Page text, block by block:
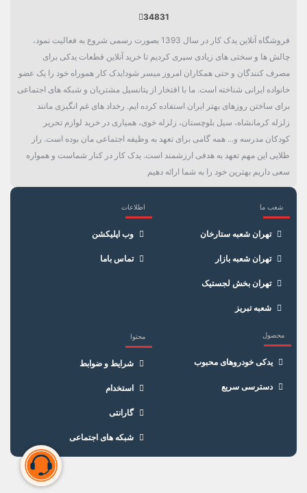
34831
فروشگاه آنلاین یدک کار در سال 1393 بصورت رسمی شروع به فعالیت نمود،
چالش ها و سختی های زیادی سپری کردیم تا خرید آنلاین قطعات یدکی برای
مصرف کنندگان و حتی همکاران امروز میسر شود!یدک کار هموراه خود را یک عضو
خانواده ایرانی شناخته است. ما با افتخار از پتانسیل مشتریان و شبکه های اجتماعی
برای ساختن روزهای بهتر ایران استفاده کرده ایم. رخداد های غم انگیزی مانند
زلزله کرمانشاه، سیل بلوچستان، زلزله خوی، همیاری در خرید لوازم تحریر
کودکان مدرسه و... همه گامی برای تعهد به وظیفه اجتماعی مان بوده است. راز
طلایی این مهم تعهد به هدفی ارزشمند است. یدک کار در کنار شماست و همواره
سعی داریم بهترین خود را به شما ارائه دهیم
شعب ما
تهران شعبه ستارخان
تهران شعبه بازار
تهران بخش لجستیک
شعبه تبریز
اطلاعات
وب اپلیکشن
تماس باما
محصول
یدکی خودروهای محبوب
دسترسی سریع
محتوا
شرایط و ضوابط
استخدام
گارانتی
شبکه های اجتماعی